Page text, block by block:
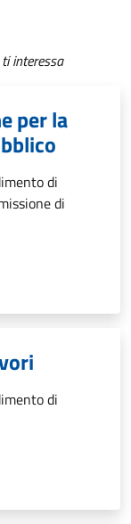
interessa
per la
di
di
di